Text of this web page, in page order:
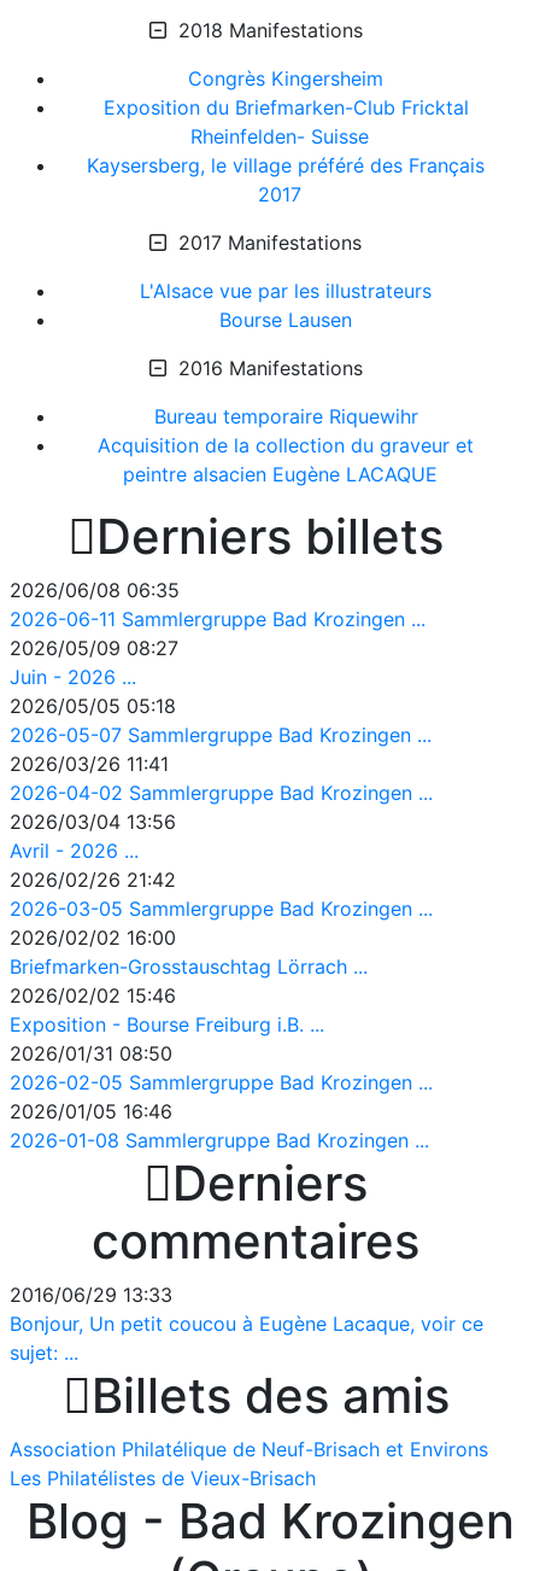
2018 Manifestations
Congrès Kingersheim
Exposition du Briefmarken-Club Fricktal
Rheinfelden- Suisse
Kaysersberg, le village préféré des Français
2017
2017 Manifestations
L'Alsace vue par les illustrateurs
Bourse Lausen
2016 Manifestations
Bureau temporaire Riquewihr
Acquisition de la collection du graveur et
peintre alsacien Eugène LACAQUE
Derniers billets
2026/06/08 06:35
2026-06-11 Sammlergruppe Bad Krozingen ...
2026/05/09 08:27
Juin - 2026 ...
2026/05/05 05:18
2026-05-07 Sammlergruppe Bad Krozingen ...
2026/03/26 11:41
2026-04-02 Sammlergruppe Bad Krozingen ...
2026/03/04 13:56
Avril - 2026 ...
2026/02/26 21:42
2026-03-05 Sammlergruppe Bad Krozingen ...
2026/02/02 16:00
Briefmarken-Grosstauschtag Lörrach ...
2026/02/02 15:46
Exposition - Bourse Freiburg i.B. ...
2026/01/31 08:50
2026-02-05 Sammlergruppe Bad Krozingen ...
2026/01/05 16:46
2026-01-08 Sammlergruppe Bad Krozingen ...
Derniers
commentaires
2016/06/29 13:33
Bonjour, Un petit coucou à Eugène Lacaque, voir ce
sujet: ...
Billets des amis
Association Philatélique de Neuf-Brisach et Environs
Les Philatélistes de Vieux-Brisach
Blog - Bad Krozingen